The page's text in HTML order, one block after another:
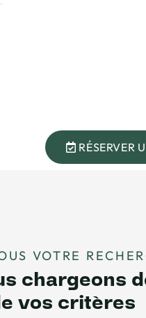
RÉSERVER
VOTRE
chargeons
vos critères